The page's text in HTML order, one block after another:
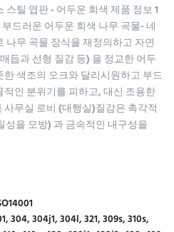
틸 엽판 - 어두운 회색 제품 정보 1
드러운 어두운 회색 나무 곡물- 네
무 곡물 장식을 재정의하고 자연
듭과 선형 질감 등) 을 정교한 어두
색조의 오크와 달리시원하고 부드
인 분위기를 피하고, 대신 조용한
무실 로비 (대행실)질감은 촉각적
을 모방) 과 금속적인 내구성을
304, 304j1, 304l, 321, 309s, 310s,